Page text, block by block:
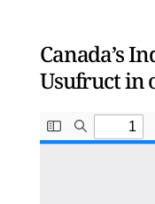
Canada’s
Usufruct in